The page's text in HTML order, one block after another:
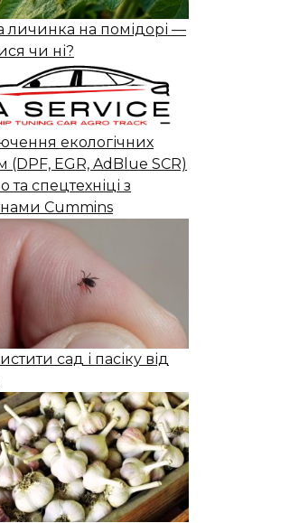
личинка на помідорі —
чи ні?
екологічних
(DPF, EGR, AdBlue SCR)
та спецтехніці з
Cummins
сад і пасіку від